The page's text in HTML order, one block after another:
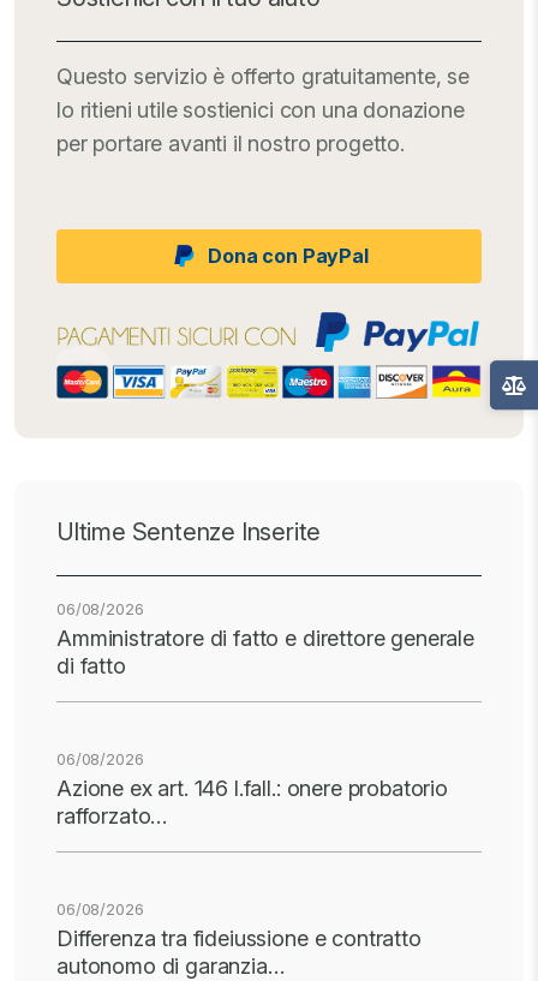
Questo servizio è offerto gratuitamente, se
lo ritieni utile sostienici con una donazione
per portare avanti il nostro progetto.
Dona con PayPal
Ultime Sentenze Inserite
06/08/2026
Amministratore di fatto e direttore generale
di fatto
06/08/2026
Azione ex art. 146 l.fall.: onere probatorio
rafforzato…
06/08/2026
Differenza tra fideiussione e contratto
autonomo di garanzia…